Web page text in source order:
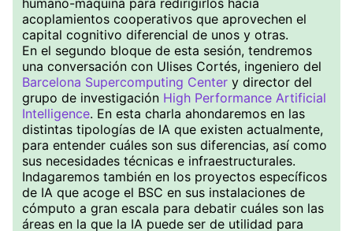
humano-máquina para redirigirlos hacia
acoplamientos cooperativos que aprovechen el
capital cognitivo diferencial de unos y otras.
En el segundo bloque de esta sesión, tendremos
una conversación con Ulises Cortés, ingeniero del
Barcelona Supercomputing Center y director del
grupo de investigación High Performance Artificial
Intelligence. En esta charla ahondaremos en las
distintas tipologías de IA que existen actualmente,
para entender cuáles son sus diferencias, así como
sus necesidades técnicas e infraestructurales.
Indagaremos también en los proyectos específicos
de IA que acoge el BSC en sus instalaciones de
cómputo a gran escala para debatir cuáles son las
áreas en la que la IA puede ser de utilidad para